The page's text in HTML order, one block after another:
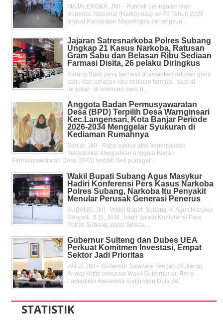
MAJALENGKA, JMI – Puncak peringatan Hari
Koperasi Nasional (Harkopnas) ke-79 Tahun 2026
tingkat Kabupaten Majalengka berlangsun...
Jajaran Satresnarkoba Polres Subang
Ungkap 21 Kasus Narkoba, Ratusan
Gram Sabu dan Belasan Ribu Sediaan
Farmasi Disita, 26 pelaku Diringkus
Barang Bukti yang berhasil di amankan ratusan gram
sabu dan belasan ribu sediaan farmasi , saat di
tunjukan di konfrensi pers d...
Anggota Badan Permusyawaratan
Desa (BPD) Terpilih Desa Warnginsari
Kec.Langensari, Kota Banjar Periode
2026-2034 Menggelar Syukuran di
Kediaman Rumahnya
Banjar, JMI - Rasa syukur atas kepercayaan
masyarakat diwujudkan anggota Badan
Permusyawaratan Desa (BPD) terpilih Seli punagar...
Wakil Bupati Subang Agus Masykur
Hadiri Konferensi Pers Kasus Narkoba
Polres Subang, Narkoba Itu Penyakit
Menular Perusak Generasi Penerus
SUBANG, JMI - Wakil Bupati Subang H. Agus Masykur
Rosyadi, S.Si., M.M., hadir dalam Konferensi Pers
Polres Subang, pada Selasa ...
Gubernur Sulteng dan Dubes UEA
Perkuat Komitmen Investasi, Empat
Sektor Jadi Prioritas
PALU, JMI – Gubernur Sulawesi Tengah (Sulteng)
Anwar Hafid bersama Wakil Gubernur dr. Reny
Lamadjido menerima kunjungan Duta Be...
STATISTIK